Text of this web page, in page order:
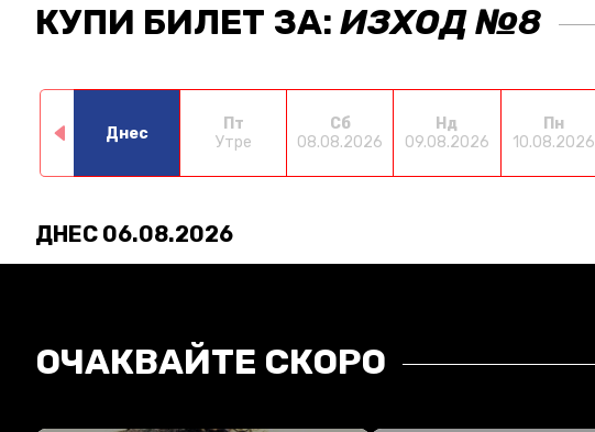
КУПИ БИЛЕТ ЗА: ИЗХОД №8
Днес
Пт
Утре
Сб
08.08.2026
Нд
09.08.2026
Пн
10.08.2026
ДНЕС 06.08.2026
ОЧАКВАЙТЕ СКОРО